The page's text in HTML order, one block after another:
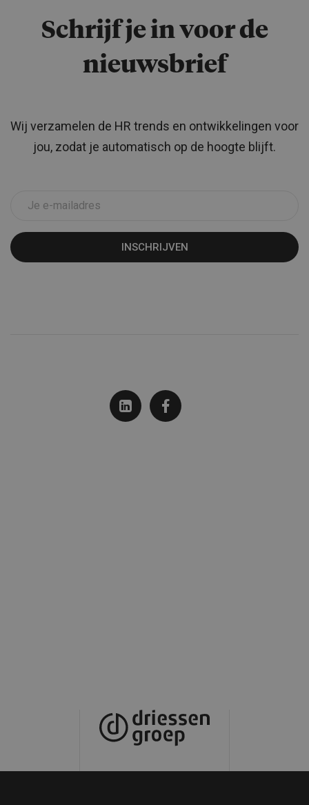
Schrijf je in voor de
nieuwsbrief
Wij verzamelen de HR trends en ontwikkelingen voor
jou, zodat je automatisch op de hoogte blijft.